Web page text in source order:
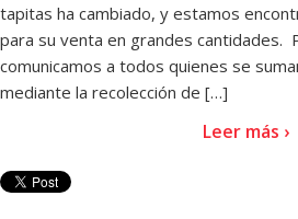
tapitas ha cambiado, y estamos
para su venta en grandes cantidades.
comunicamos a todos quienes se
mediante la recolección de […]
Leer más ›